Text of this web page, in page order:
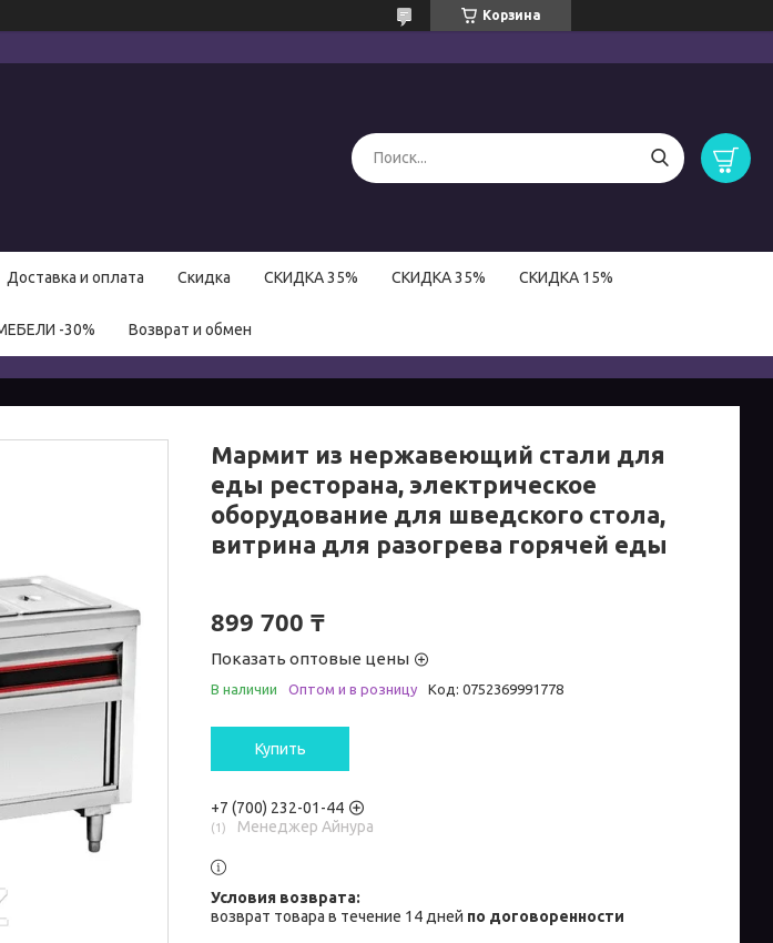
Корзина
Доставка и оплата Скидка СКИДКА 35% СКИДКА 35% СКИДКА 15%
-30% Возврат и обмен
Мармит из нержавеющий стали для
еды ресторана, электрическое
оборудование для шведского стола,
витрина для разогрева горячей еды
899 700 ₸
Показать оптовые цены
В наличии Оптом и в розницу Код: 0752369991778
Купить
+7 (700) 232-01-44
1 Менеджер Айнура
возврат товара в течение 14 дней по договоренности